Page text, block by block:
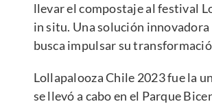
llevar el compostaje al festival
in situ. Una solución
busca impulsar su
LollapaloozaChile 2023 fue la
se llevó a cabo en el Parque